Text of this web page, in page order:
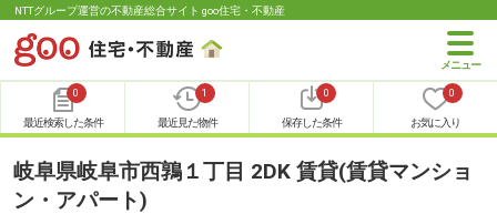
NTTグループ運営の不動産総合サイト goo住宅・不動産
0
最近検索した条件
1
最近見た物件
0
保存した条件
0
お気に入り
岐阜県岐阜市西鶉１丁目 2DK 賃貸(賃貸マンショ
ン・アパート)